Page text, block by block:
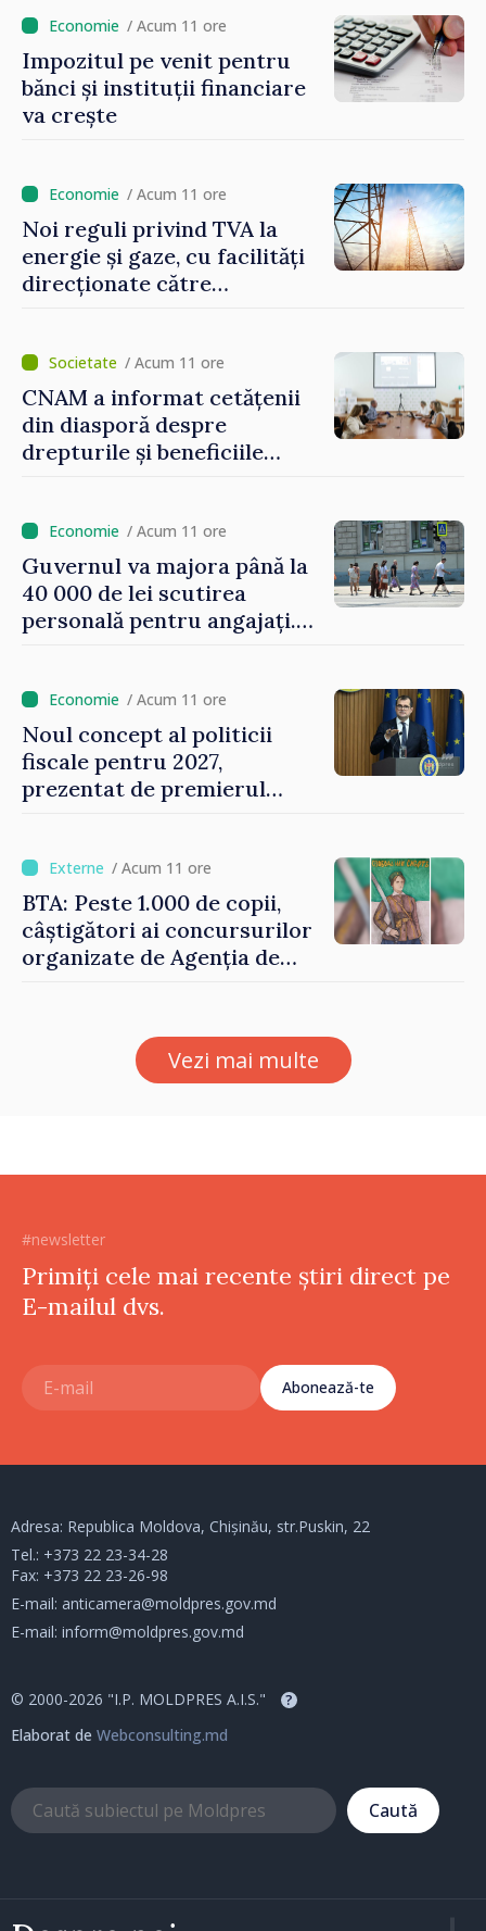
taxare mai echitabilă
/ Acum 11 ore
Impozitul pe venit pentru
bănci și instituții financiare
va crește
/ Acum 11 ore
Noi reguli privind TVA la
energie și gaze, cu facilități
direcționate către
/ Acum 11 ore
CNAM a informat cetățenii
din diasporă despre
drepturile și beneficiile
/ Acum 11 ore
Guvernul va majora până la
40 000 de lei scutirea
personală pentru angajați.
oamenilor”/ Acum 11 ore
Noul concept al politicii
fiscale pentru 2027,
prezentat de premierul
investițiile, taxăm viciile și
echilibrăm taxarea
consumului”
/ Acum 11 ore
BTA: Peste 1.000 de copii,
câștigători ai concursurilor
organizate de Agenția de
Vezi mai multe
#newsletter
Primiți cele mai recente știri direct pe
E-mailul dvs.
Abonează-te
Adresa: Republica Moldova, Chișinău, str.Puskin, 22
Tel.: +373 22 23-34-28
Fax: +373 22 23-26-98
E-mail: anticamera@moldpres.gov.md
E-mail: inform@moldpres.gov.md
© 2000-2026 "I.P. MOLDPRES A.I.S." ?
Elaborat de Webconsulting.md
Caută